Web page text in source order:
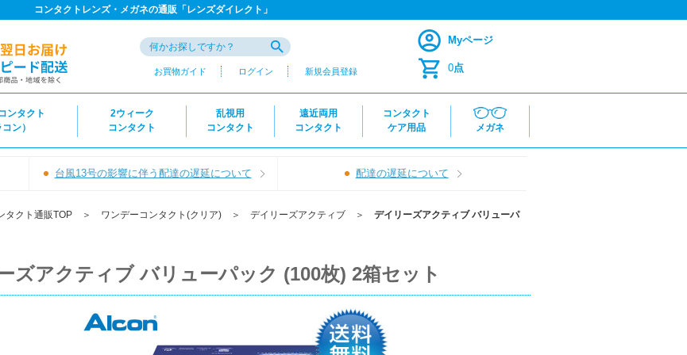
コンタクトレンズ・メガネの通販「レンズダイレクト」
お買物ガイド ログイン 新規会員登録
Myページ
0点
ンタクト
コン）
2ウィーク
コンタクト
乱視用
コンタクト
遠近両用
コンタクト
コンタクト
ケア用品
メガネ
台風13号の影響に伴う配達の遅延について 配達の遅延について
タクト通販TOP ＞ ワンデーコンタクト(クリア) ＞ デイリーズアクティブ ＞ デイリーズアクティブ バリューパ
ズアクティブ バリューパック (100枚) 2箱セット